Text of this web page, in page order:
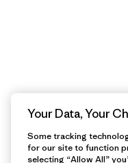
Your Data, Your
Some tracking
for our site to function
selecting “Allow All”